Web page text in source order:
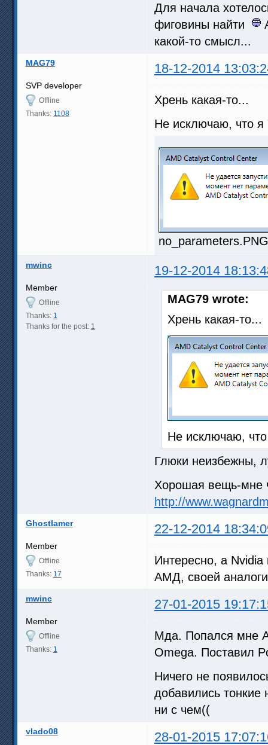
Для начала
фиговины найти
какой-то смысл...
MAG79 18-12-2014
SVP developer
Offline
Thanks: 1108
Хрень какая-то...
Не исключаю, что я
mwinc 19-12-2014
Member
Offline
Thanks: 1
Thanks for the post: 1
MAG79 wrote:
Хрень какая-то...
Не исключаю,
Глюки неизбежны,
Хорошая вещь-мне
http://
Ghostlamer 22-12-2014
Member
Offline
Thanks: 17
Интересно, а Nvidia
АМД, своей
mwinc 27-01-2015
Member
Offline
Thanks: 1
Мда. Попался мне
Omega. Поставил
Ничего не
добавились тонкие
ни с чем((
vlado08 28-01-2015